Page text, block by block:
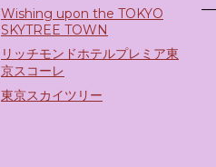
Wishing upon the TOKYO
SKYTREE TOWN
リッチモンドホテルプレミア東
京スコーレ
東京スカイツリー